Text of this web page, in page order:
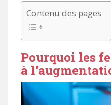
Contenu des pages
Pourquoi les
à